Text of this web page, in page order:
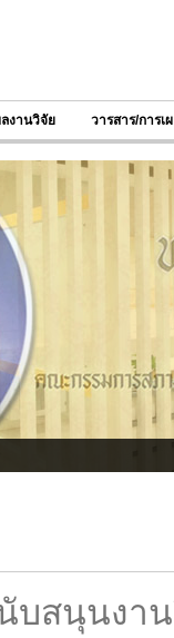
งานวิจัย วารสาร/การเ
บสนุนงา